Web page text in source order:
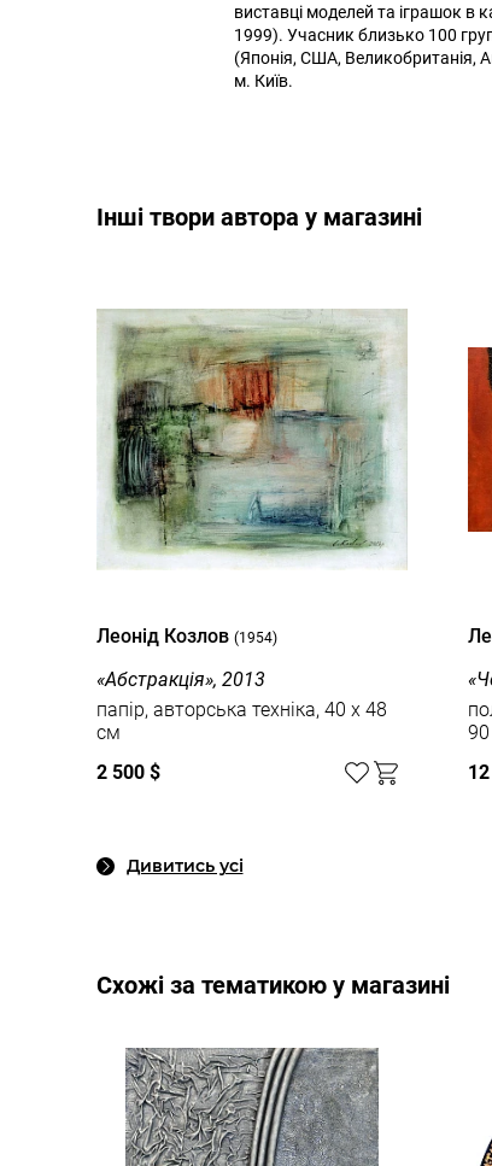
виставці моделей та іграшок в
1999). Учасник близько 100
(Японія, США, Великобританія,
м. Київ.
Інші твори автора у магазині
Леонід Козлов (1954)
«Абстракція», 2013
папір, авторська техніка, 40 x 48
см
2 500 $
Дивитись усі
Cхожі за тематикою у магазині